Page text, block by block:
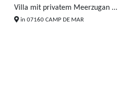
Villa mit privatem Meerzugan ...
in 07160 CAMP DE MAR